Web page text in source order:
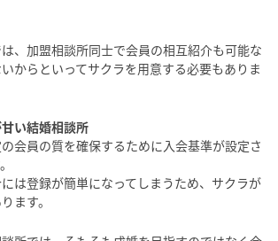
、加盟相談所同士で会員の相互紹介も可能な
からといってサクラを用意する必要もありま
い結婚相談所
会員の質を確保するために入会基準が設定さ
は登録が簡単になってしまうため、サクラが
ます。